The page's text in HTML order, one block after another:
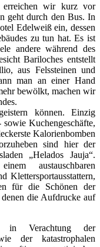
erreichen wir kurz vor
geht durch den Bus. In
Edelweiß ein, dessen
zu tun hat. Es ist
andere während des
Bariloches entstellt
aus Felssteinen und
man an einer Hand
bewölkt, machen wir
können. Einzig
Kuchengeschäfte,
Kalorienbomben
sind hier der
„Helados Jauja“.
austauschbaren
Klettersportausstattern,
für die Schönen der
die Aufdrucke auf
in Verachtung der
der katastrophalen